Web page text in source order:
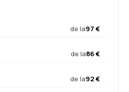
de la97 €
de la86 €
de la92 €